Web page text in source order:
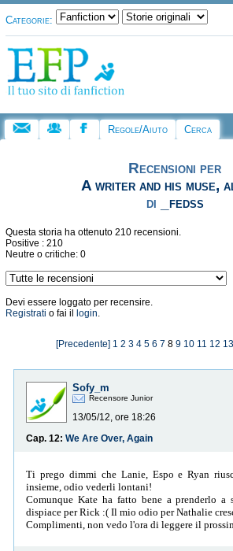
Categorie:
Regole/Aiuto Cerca
Recensioni per
A writer and his muse,
di
_fedss
Questa storia ha ottenuto 210 recensioni.
Positive : 210
Neutre o critiche: 0
Devi essere loggato per recensire.
Registrati o fai il login.
[Precedente] 1 2 3 4 5 6 7 8 9 10 11 12 13
Sofy_m
Recensore Junior
13/05/12, ore 18:26
Cap. 12: We Are Over, Again
Ti prego dimmi che Lanie, Espo e Ryan
insieme, odio vederli lontani!
Comunque Kate ha fatto bene a prenderlo a
dispiace per Rick :( Il mio odio per Nathalie
Complimenti, non vedo l'ora di leggere il